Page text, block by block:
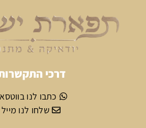
דרכי
כתבו לנו
שלחו לנו מייל